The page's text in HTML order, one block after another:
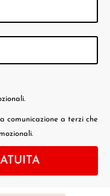
comunicazione a terzi che